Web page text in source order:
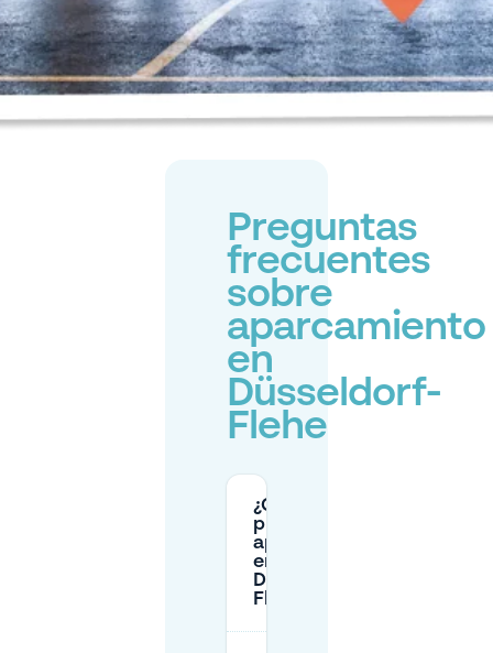
Preguntas
frecuentes
sobre
aparcamiento
en
Düsseldorf-
Flehe
¿Cuál es el
precio del
aparcamiento
en
Düsseldorf-
Flehe?